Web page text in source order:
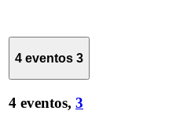
4 eventos 3
4 eventos, 3